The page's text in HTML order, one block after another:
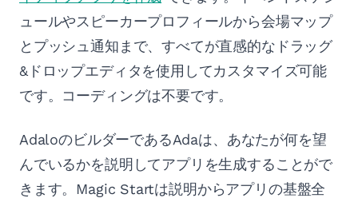
ュールやスピーカープロフィールから会場マップ
とプッシュ通知まで、すべてが直感的なドラッグ
&ドロップエディタを使用してカスタマイズ可能
です。コーディングは不要です。
AdaloのビルダーであるAdaは、あなたが何を望
んでいるかを説明してアプリを生成することがで
きます。Magic Startは説明からアプリの基盤全